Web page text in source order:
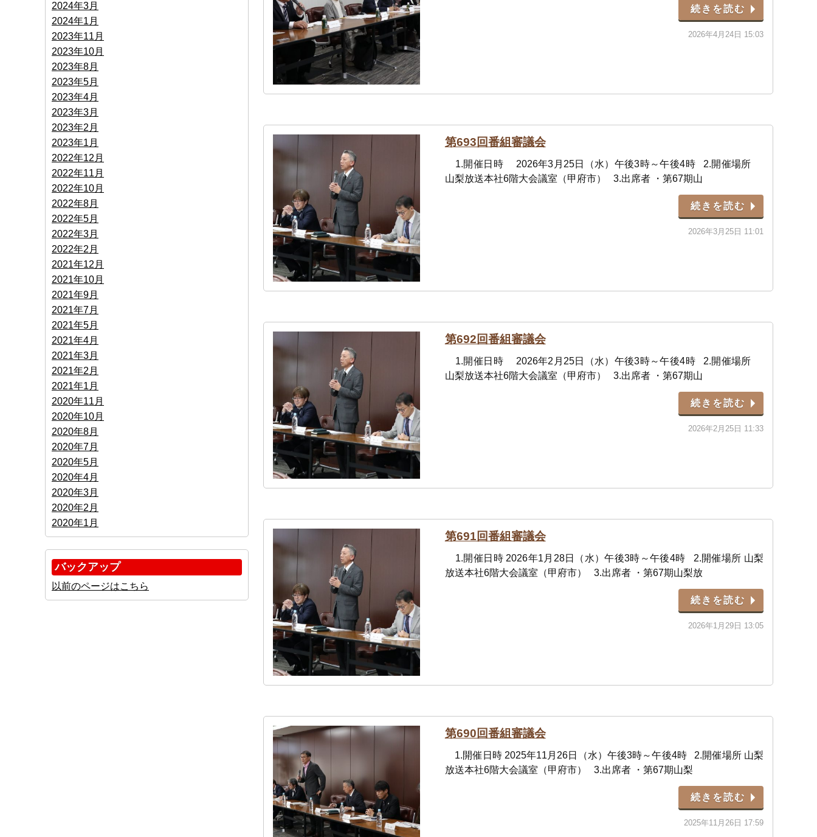
続きを読む
2026年4月24日 15:03
第693回番組審議会
1.開催日時 2026年3月25日（水）午後3時～午後4時 2.開催場所
山梨放送本社6階大会議室（甲府市） 3.出席者 ・第67期山
続きを読む
2026年3月25日 11:01
第692回番組審議会
1.開催日時 2026年2月25日（水）午後3時～午後4時 2.開催場所
山梨放送本社6階大会議室（甲府市） 3.出席者 ・第67期山
続きを読む
2026年2月25日 11:33
第691回番組審議会
1.開催日時 2026年1月28日（水）午後3時～午後4時 2.開催場所 山梨
放送本社6階大会議室（甲府市） 3.出席者 ・第67期山梨放
続きを読む
2026年1月29日 13:05
第690回番組審議会
1.開催日時 2025年11月26日（水）午後3時～午後4時 2.開催場所 山梨
放送本社6階大会議室（甲府市） 3.出席者 ・第67期山梨
続きを読む
2025年11月26日 17:59
2024年3月
2024年1月
2023年11月
2023年10月
2023年8月
2023年5月
2023年4月
2023年3月
2023年2月
2023年1月
2022年12月
2022年11月
2022年10月
2022年8月
2022年5月
2022年3月
2022年2月
2021年12月
2021年10月
2021年9月
2021年7月
2021年5月
2021年4月
2021年3月
2021年2月
2021年1月
2020年11月
2020年10月
2020年8月
2020年7月
2020年5月
2020年4月
2020年3月
2020年2月
2020年1月
バックアップ
以前のページはこちら